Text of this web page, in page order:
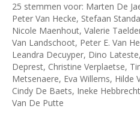
25 stemmen voor: Marten De
Peter Van Hecke, Stefaan
Nicole Maenhout, Valerie
Van Landschoot, Peter E. Van
Leandra Decuyper, Dino
Deprest, Christine Verplaetse,
Metsenaere, Eva Willems, Hilde
Cindy De Baets, Ineke
Van De Putte